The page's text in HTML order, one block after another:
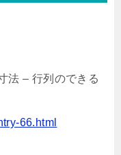
法 – 行列のできる
66.html